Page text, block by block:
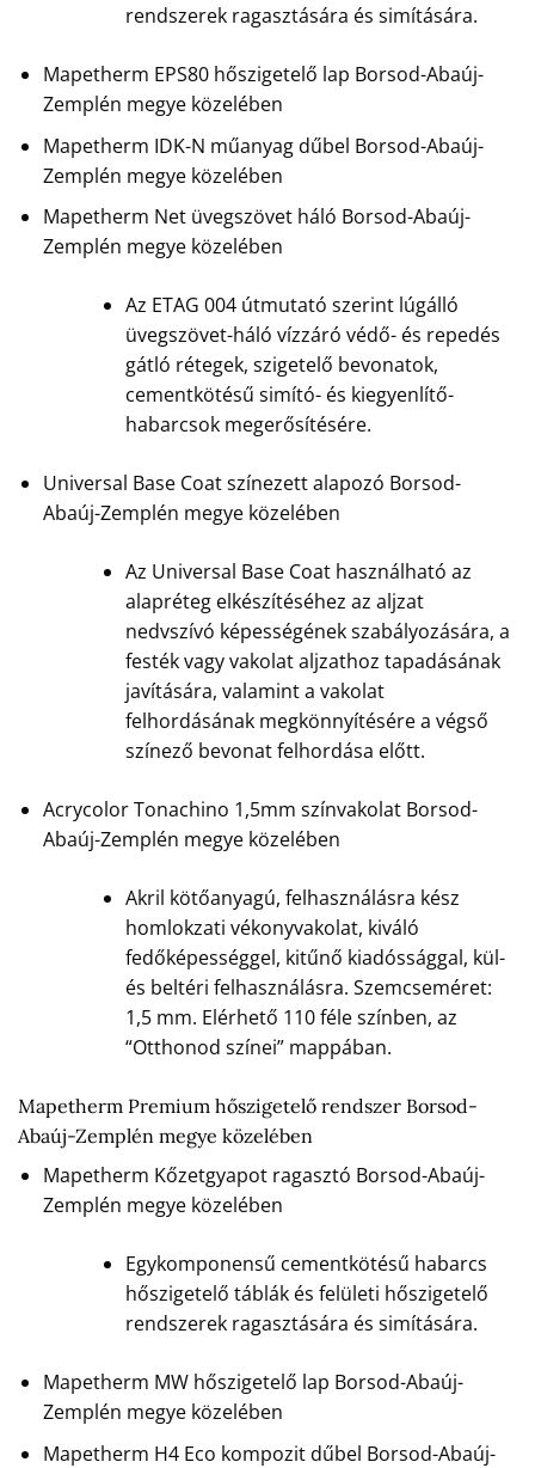
rendszerek ragasztására és simítására.
Mapetherm EPS80 hőszigetelő lap Borsod-Abaúj-
Zemplén megye közelében
Mapetherm IDK-N műanyag dűbel Borsod-Abaúj-
Zemplén megye közelében
Mapetherm Net üvegszövet háló Borsod-Abaúj-
Zemplén megye közelében
Az ETAG 004 útmutató szerint lúgálló
üvegszövet-háló vízzáró védő- és repedés
gátló rétegek, szigetelő bevonatok,
cementkötésű simító- és kiegyenlítő-
habarcsok megerősítésére.
Universal Base Coat színezett alapozó Borsod-
Abaúj-Zemplén megye közelében
Az Universal Base Coat használható az
alapréteg elkészítéséhez az aljzat
nedvszívó képességének szabályozására, a
festék vagy vakolat aljzathoz tapadásának
javítására, valamint a vakolat
felhordásának megkönnyítésére a végső
színező bevonat felhordása előtt.
Acrycolor Tonachino 1,5mm színvakolat Borsod-
Abaúj-Zemplén megye közelében
Akril kötőanyagú, felhasználásra kész
homlokzati vékonyvakolat, kiváló
fedőképességgel, kitűnő kiadóssággal, kül-
és beltéri felhasználásra. Szemcseméret:
1,5 mm. Elérhető 110 féle színben, az
“Otthonod színei” mappában.
Mapetherm Premium hőszigetelő rendszer Borsod-
Abaúj-Zemplén megye közelében
Mapetherm Kőzetgyapot ragasztó Borsod-Abaúj-
Zemplén megye közelében
Egykomponensű cementkötésű habarcs
hőszigetelő táblák és felületi hőszigetelő
rendszerek ragasztására és simítására.
Mapetherm MW hőszigetelő lap Borsod-Abaúj-
Zemplén megye közelében
Mapetherm H4 Eco kompozit dűbel Borsod-Abaúj-